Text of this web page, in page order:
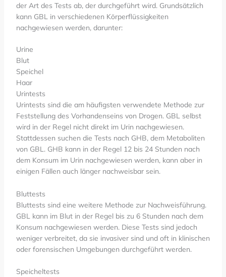
der Art des Tests ab, der durchgeführt wird. Grundsätzlich
kann GBL in verschiedenen Körperflüssigkeiten
nachgewiesen werden, darunter:
Urine
Blut
Speichel
Haar
Urintests
Urintests sind die am häufigsten verwendete Methode zur
Feststellung des Vorhandenseins von Drogen. GBL selbst
wird in der Regel nicht direkt im Urin nachgewiesen.
Stattdessen suchen die Tests nach GHB, dem Metaboliten
von GBL. GHB kann in der Regel 12 bis 24 Stunden nach
dem Konsum im Urin nachgewiesen werden, kann aber in
einigen Fällen auch länger nachweisbar sein.
Bluttests
Bluttests sind eine weitere Methode zur Nachweisführung.
GBL kann im Blut in der Regel bis zu 6 Stunden nach dem
Konsum nachgewiesen werden. Diese Tests sind jedoch
weniger verbreitet, da sie invasiver sind und oft in klinischen
oder forensischen Umgebungen durchgeführt werden.
Speicheltests